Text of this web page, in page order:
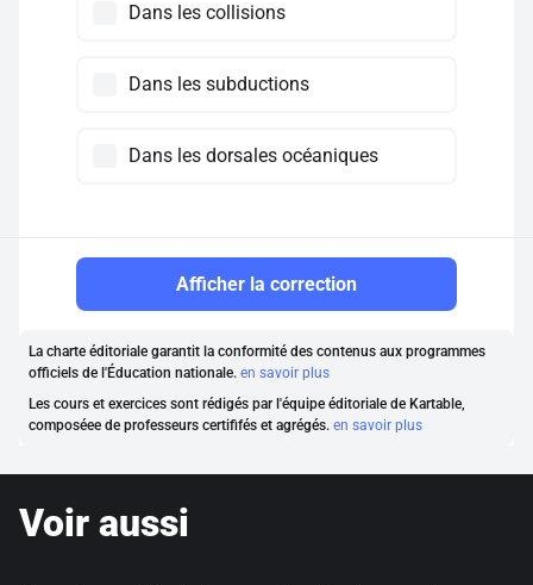
Dans les collisions
Dans les subductions
Dans les dorsales océaniques
Afficher la correction
La charte éditoriale garantit la conformité des contenus aux programmes
officiels de l'Éducation nationale. en savoir plus
Les cours et exercices sont rédigés par l'équipe éditoriale de Kartable,
composéee de professeurs certififés et agrégés. en savoir plus
Voir aussi